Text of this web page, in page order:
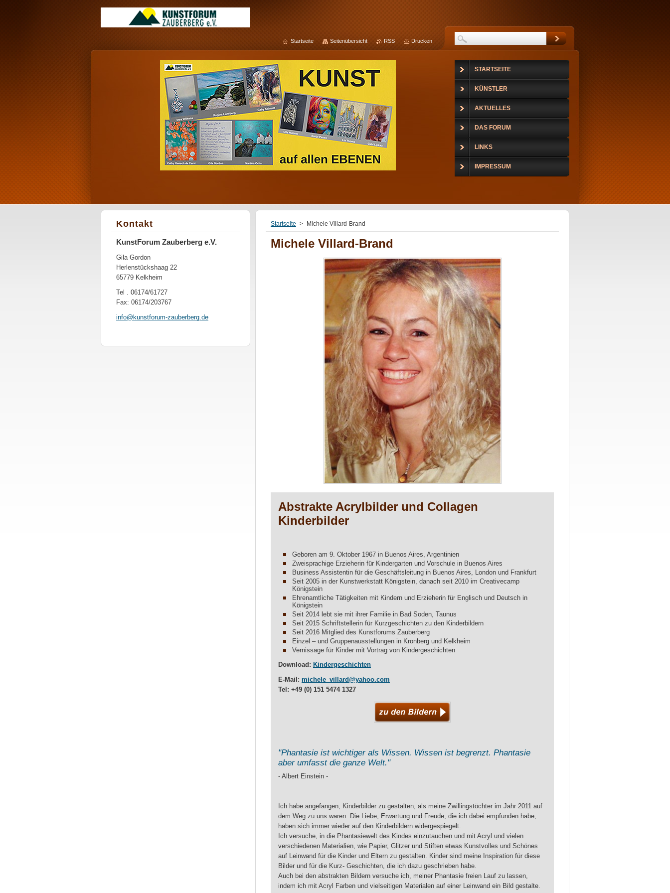
Startseite > Michele Villard-Brand
Michele Villard-Brand
Abstrakte Acrylbilder und Collagen
Kinderbilder
Geboren am 9. Oktober 1967 in Buenos Aires, Argentinien
Zweisprachige Erzieherin für Kindergarten und Vorschule in Buenos Aires
Business Assistentin für die Geschäftsleitung in Buenos Aires, London und Frankfurt
Seit 2005 in der Kunstwerkstatt Königstein, danach seit 2010 im Creativecamp
Königstein
Ehrenamtliche Tätigkeiten mit Kindern und Erzieherin für Englisch und Deutsch in
Königstein
Seit 2014 lebt sie mit ihrer Familie in Bad Soden, Taunus
Seit 2015 Schriftstellerin für Kurzgeschichten zu den Kinderbildern
Seit 2016 Mitglied des Kunstforums Zauberberg
Einzel – und Gruppenausstellungen in Kronberg und Kelkheim
Vernissage für Kinder mit Vortrag von Kindergeschichten
Download: Kindergeschichten
E-Mail: michele_villard@yahoo.com
Tel: +49 (0) 151 5474 1327
"Phantasie ist wichtiger als Wissen. Wissen ist begrenzt. Phantasie
aber umfasst die ganze Welt."
- Albert Einstein -
Ich habe angefangen, Kinderbilder zu gestalten, als meine Zwillingstöchter im Jahr 2011 auf
dem Weg zu uns waren. Die Liebe, Erwartung und Freude, die ich dabei empfunden habe,
haben sich immer wieder auf den Kinderbildern widergespiegelt.
Ich versuche, in die Phantasiewelt des Kindes einzutauchen und mit Acryl und vielen
verschiedenen Materialien, wie Papier, Glitzer und Stiften etwas Kunstvolles und Schönes
auf Leinwand für die Kinder und Eltern zu gestalten. Kinder sind meine Inspiration für diese
Bilder und für die Kurz- Geschichten, die ich dazu geschrieben habe.
Auch bei den abstrakten Bildern versuche ich, meiner Phantasie freien Lauf zu lassen,
indem ich mit Acryl Farben und vielseitigen Materialen auf einer Leinwand ein Bild gestalte.
Kontakt
KunstForum Zauberberg e.V.
Gila Gordon
Herlenstückshaag 22
65779 Kelkheim
Tel . 06174/61727
Fax: 06174/203767
info@kunstforum-zauberberg.de
STARTSEITE
KÜNSTLER
AKTUELLES
DAS FORUM
LINKS
IMPRESSUM
Startseite Seitenübersicht RSS Drucken